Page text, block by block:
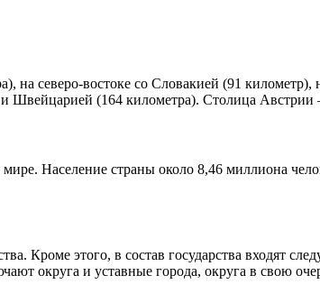
на северо-востоке со Словакией (91
и Швейцарией (164 километра). Столица
Население страны около 8,46 миллиона
Кроме этого, в состав государства входят
округа и уставные города, округа в свою